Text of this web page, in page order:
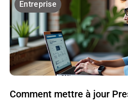
Entreprise
Comment mettre à jour